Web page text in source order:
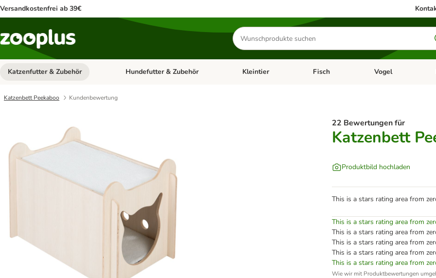
Versandkostenfrei ab 39€
Produkte
suchen
Katzenfutter & Zubehör Kategorie-Menü öffnen: Katzenfutter & Zubehör
Hundefutter & Zubehör Kategorie-Menü öffnen: Hundefutter & Zubehör
Kleintier Kategorie-Menü öffnen: Kleintier
Fisch Kategorie-Menü
Vogel
Katzenbett Peekaboo Kundenbewertung
22 Bewertungen für
Katzenbett
Produktbild hochladen
This is a stars rating area from
This is a stars rating area from
This is a stars rating area from
This is a stars rating area from
This is a stars rating area from
This is a stars rating area from
Wie wir mit Produktbewertungen